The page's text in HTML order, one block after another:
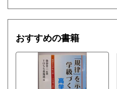
おすすめの書籍